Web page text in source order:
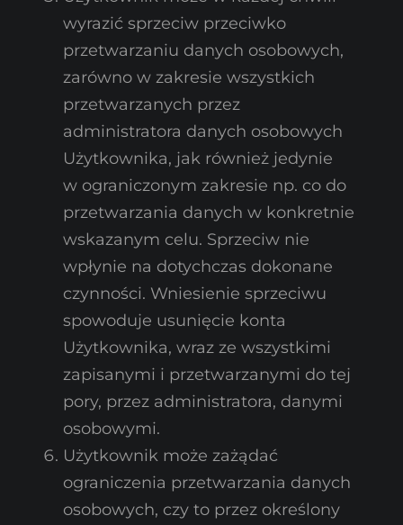
wyrazić sprzeciw przeciwko
przetwarzaniu danych osobowych,
zarówno w zakresie wszystkich
przetwarzanych przez
administratora danych osobowych
Użytkownika, jak również jedynie
w ograniczonym zakresie np. co do
przetwarzania danych w konkretnie
wskazanym celu. Sprzeciw nie
wpłynie na dotychczas dokonane
czynności. Wniesienie sprzeciwu
spowoduje usunięcie konta
Użytkownika, wraz ze wszystkimi
zapisanymi i przetwarzanymi do tej
pory, przez administratora, danymi
osobowymi.
Użytkownik może zażądać
ograniczenia przetwarzania danych
osobowych, czy to przez określony